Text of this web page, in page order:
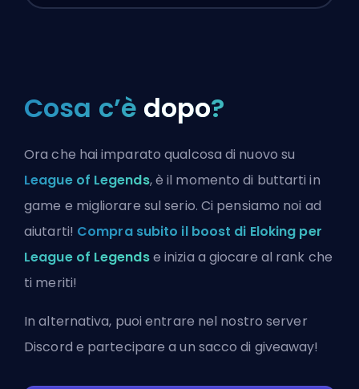
Cosa c’è dopo?
Ora che hai imparato qualcosa di nuovo su
League of Legends, è il momento di buttarti in
game e migliorare sul serio. Ci pensiamo noi ad
aiutarti! Compra subito il boost di Eloking per
League of Legendse inizia a giocare al rank che
ti meriti!
In alternativa, puoientrare nel nostro server
Discord e partecipare a un sacco di giveaway!